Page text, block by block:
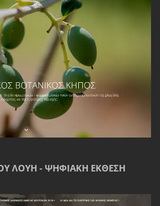
ΛΟΎΗ - ΨΗΦΙΑΚΉ ΈΚΘΕΣΗ